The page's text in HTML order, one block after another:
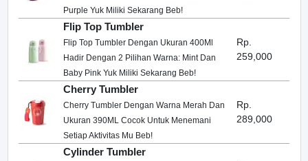
Purple Yuk Miliki Sekarang Beb!
Flip Top Tumbler
Flip Top Tumbler Dengan Ukuran 400Ml
Hadir Dengan 2 Pilihan Warna: Mint Dan
Baby Pink Yuk Miliki Sekarang Beb!
Rp.
259,000
Cherry Tumbler
Cherry Tumbler Dengan Warna Merah Dan
Ukuran 390ML Cocok Untuk Menemani
Setiap Aktivitas Mu Beb!
Rp.
289,000
Cylinder Tumbler